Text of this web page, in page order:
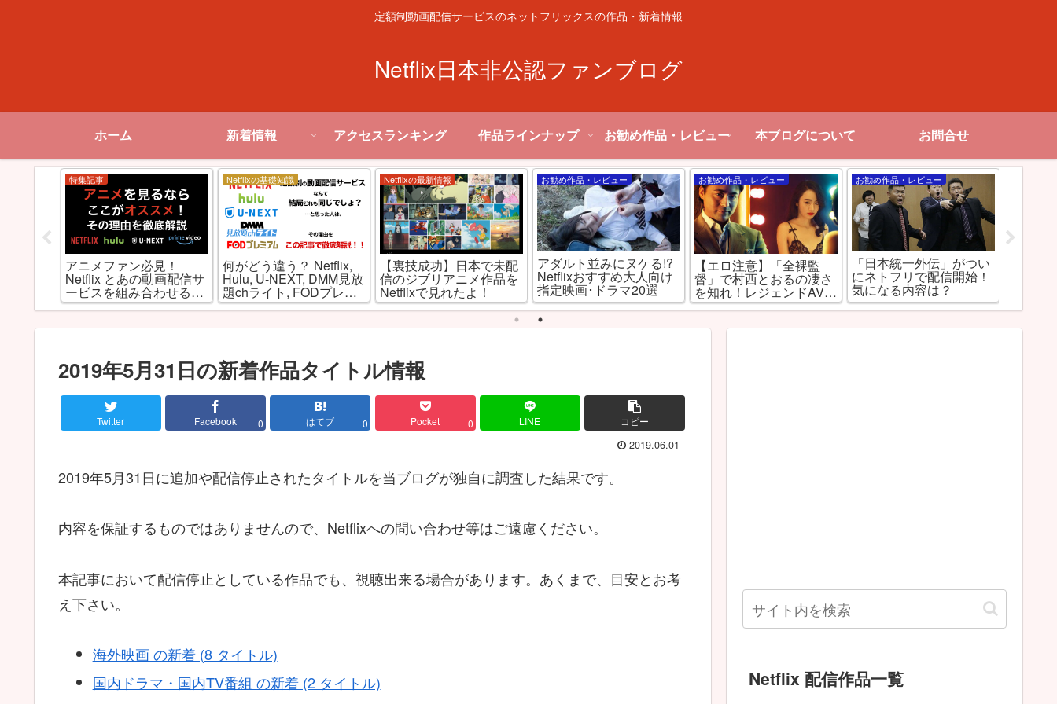
定額制動画配信サービスのネットフリックスの作品・新着情報
Netflix日本非公認ファンブログ
ホーム 新着情報 アクセスランキング 作品ラインナップ お勧め作品・レビュー 本ブログについて お問合せ
特集記事
アニメファン必見！
Netflix とあの動画配信サ
ービスを組み合わせると
最強だった件
Netflixの基礎知識
何がどう違う？ Netflix,
Hulu, U-NEXT, DMM見放
題chライト, FODプレミ
アムを徹底比較！
Netflixの最新情報
【裏技成功】日本で未配
信のジブリアニメ作品を
Netflixで見れたよ！
お勧め作品・レビュー
アダルト並みにヌケる!?
Netflixおすすめ大人向け
指定映画･ドラマ20選
お勧め作品・レビュー
【エロ注意】「全裸監
督」で村西とおるの凄さ
を知れ！レジェンドAV監
督を演じるのは山田孝
お勧め作品・レビュー
「日本統一外伝」がつい
にネトフリで配信開始！
気になる内容は？
2019年5月31日の新着作品タイトル情報
Twitter Facebook 0 はてブ 0 Pocket 0 LINE コピー
2019.06.01
2019年5月31日に追加や配信停止されたタイトルを当ブログが独自に調査した結果です。
内容を保証するものではありませんので、Netflixへの問い合わせ等はご遠慮ください。
本記事において配信停止としている作品でも、視聴出来る場合があります。あくまで、目安とお考
え下さい。
海外映画 の新着 (8 タイトル)
国内ドラマ・国内TV番組 の新着 (2 タイトル)
Netflix 配信作品一覧